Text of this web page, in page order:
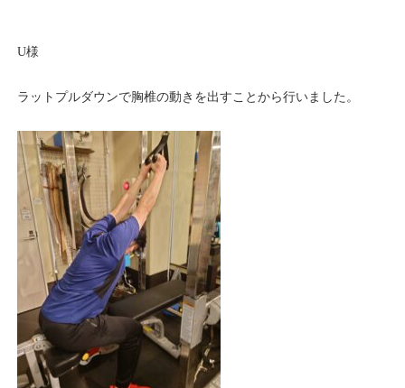
U様
ラットプルダウンで胸椎の動きを出すことから行いました。